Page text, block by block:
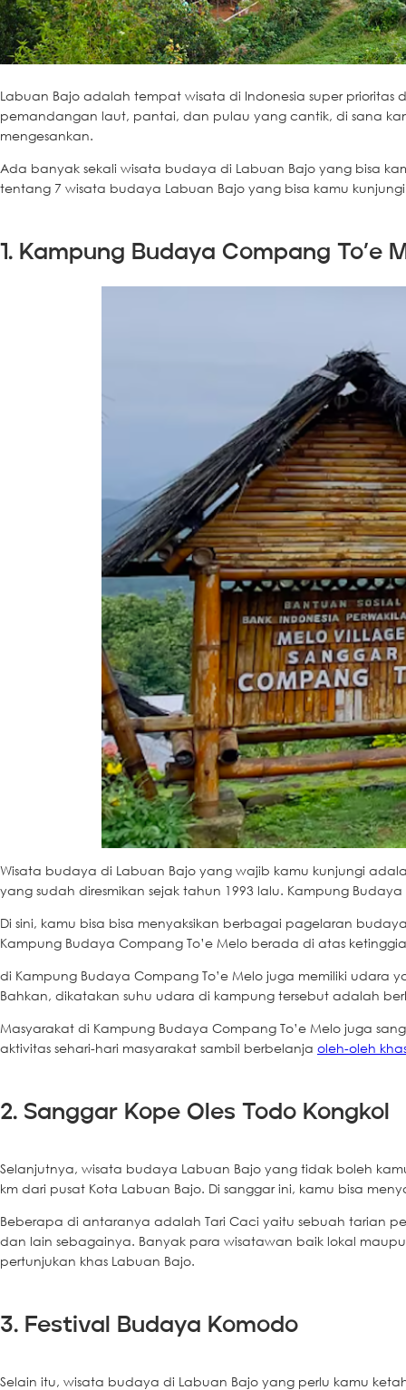
Labuan Bajo adalah tempat wisata di Indonesia super
pemandangan laut, pantai, dan pulau yang cantik, di sana
mengesankan.
Ada banyak sekali wisata budaya di Labuan Bajo yang bisa
tentang 7 wisata budaya Labuan Bajo yang bisa kamu
1. Kampung Budaya Compang To’e
Wisata budaya di Labuan Bajo yang wajib kamu kunjungi
yang sudah diresmikan sejak tahun 1993 lalu. Kampung
Di sini, kamu bisa bisa menyaksikan berbagai pagelaran
Kampung Budaya Compang To’e Melo berada di atas
di Kampung Budaya Compang To’e Melo juga memiliki udara
Bahkan, dikatakan suhu udara di kampung tersebut adalah
Masyarakat di Kampung Budaya Compang To’e Melo juga
aktivitas sehari-hari masyarakat sambil berbelanja oleh-oleh khas
2. Sanggar Kope Oles Todo Kongkol
Selanjutnya, wisata budaya Labuan Bajo yang tidak boleh
km dari pusat Kota Labuan Bajo. Di sanggar ini, kamu bisa
Beberapa di antaranya adalah Tari Caci yaitu sebuah tarian
dan lain sebagainya. Banyak para wisatawan baik lokal
pertunjukan khas Labuan Bajo.
3. Festival Budaya Komodo
Selain itu, wisata budaya di Labuan Bajo yang perlu kamu